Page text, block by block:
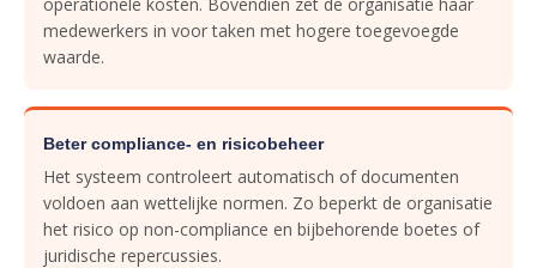
medewerkers in voor taken met hogere toegevoegde
waarde.
Beter compliance- en risicobeheer
Het systeem controleert automatisch of documenten
voldoen aan wettelijke normen. Zo beperkt de organisatie
het risico op non-compliance en bijbehorende boetes of
juridische repercussies.